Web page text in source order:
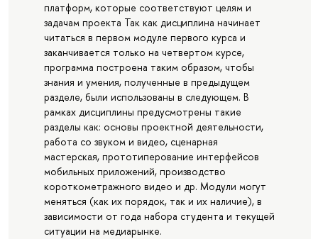
платформ, которые соответствуют целям и
задачам проекта Так как дисциплина начинает
читаться в первом модуле первого курса и
заканчивается только на четвертом курсе,
программа построена таким образом, чтобы
знания и умения, полученные в предыдущем
разделе, были использованы в следующем. В
рамках дисциплины предусмотрены такие
разделы как: основы проектной деятельности,
работа со звуком и видео, сценарная
мастерская, прототиперование интерфейсов
мобильных приложений, производство
короткометражного видео и др. Модули могут
меняться (как их порядок, так и их наличие), в
зависимости от года набора студента и текущей
ситуации на медиарынке.